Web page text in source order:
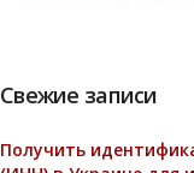
Свежие записи
Получить